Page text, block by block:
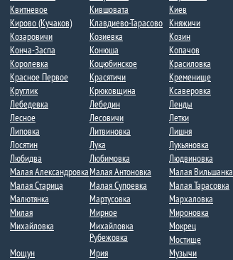
Квитневое​ Кившовата
Киев
Кирово (Кучаков) Клавдиево-Тарасово Княжичи
Козаровичи Козиевка
Козин
Конча-Заспа Конюша
Копачов
Королевка Коцюбинское
Красиловка
Красное Первое​ Красятичи
Кременище
Круглик Крюковщина
Ксаверовка
Лебедевка​ Лебедин
Ленды​
Лесное Лесовичи
Летки​
Липовка Литвиновка​
Лишня
Лосятин Лука
Лукьяновка
Любидва Любимовка
Людвиновка
Малая АлександровкаМалая Антоновка
Малая Вильшанка
Малая Старица Малая Супоевка
Малая Тарасовка
Малютянка Мартусовка
Мархаловка
Милая​ Мирное
Мироновка
Михайловка
Михайловка
Рубежовка
Мокрец
Мостище
Мощун Мрия Музычи